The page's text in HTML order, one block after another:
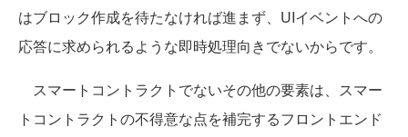
はブロック作成を待たなければ進まず、UIイベントへの
応答に求められるような即時処理向きでないからです。
スマートコントラクトでないその他の要素は、スマー
トコントラクトの不得意な点を補完するフロントエンド